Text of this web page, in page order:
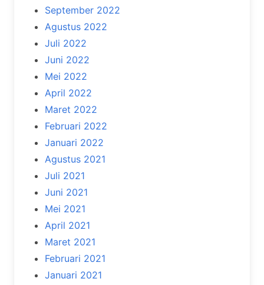
September 2022
Agustus 2022
Juli 2022
Juni 2022
Mei 2022
April 2022
Maret 2022
Februari 2022
Januari 2022
Agustus 2021
Juli 2021
Juni 2021
Mei 2021
April 2021
Maret 2021
Februari 2021
Januari 2021